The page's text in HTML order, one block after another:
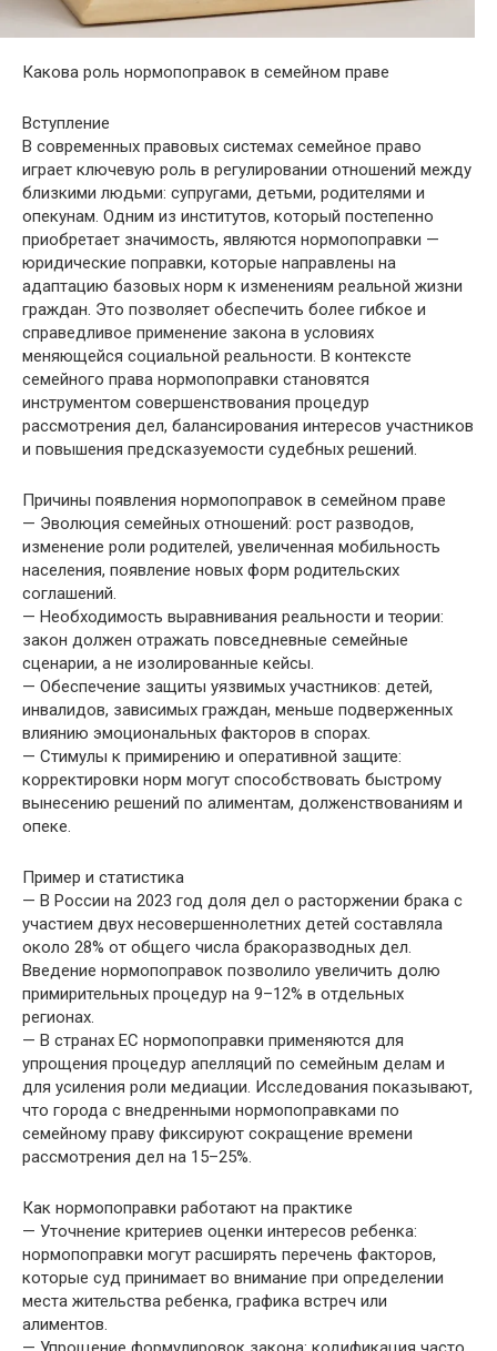
Какова роль нормопоправок в семейном праве
Вступление
В современных правовых системах семейное право
играет ключевую роль в регулировании отношений между
близкими людьми: супругами, детьми, родителями и
опекунам. Одним из институтов, который постепенно
приобретает значимость, являются нормопоправки —
юридические поправки, которые направлены на
адаптацию базовых норм к изменениям реальной жизни
граждан. Это позволяет обеспечить более гибкое и
справедливое применение закона в условиях
меняющейся социальной реальности. В контексте
семейного права нормопоправки становятся
инструментом совершенствования процедур
рассмотрения дел, балансирования интересов участников
и повышения предсказуемости судебных решений.
Причины появления нормопоправок в семейном праве
— Эволюция семейных отношений: рост разводов,
изменение роли родителей, увеличенная мобильность
населения, появление новых форм родительских
соглашений.
— Необходимость выравнивания реальности и теории:
закон должен отражать повседневные семейные
сценарии, а не изолированные кейсы.
— Обеспечение защиты уязвимых участников: детей,
инвалидов, зависимых граждан, меньше подверженных
влиянию эмоциональных факторов в спорах.
— Стимулы к примирению и оперативной защите:
корректировки норм могут способствовать быстрому
вынесению решений по алиментам, долженствованиям и
опеке.
Пример и статистика
— В России на 2023 год доля дел о расторжении брака с
участием двух несовершеннолетних детей составляла
около 28% от общего числа бракоразводных дел.
Введение нормопоправок позволило увеличить долю
примирительных процедур на 9–12% в отдельных
регионах.
— В странах ЕС нормопоправки применяются для
упрощения процедур апелляций по семейным делам и
для усиления роли медиации. Исследования показывают,
что города с внедренными нормопоправками по
семейному праву фиксируют сокращение времени
рассмотрения дел на 15–25%.
Как нормопоправки работают на практике
— Уточнение критериев оценки интересов ребенка:
нормопоправки могут расширять перечень факторов,
которые суд принимает во внимание при определении
места жительства ребенка, графика встреч или
алиментов.